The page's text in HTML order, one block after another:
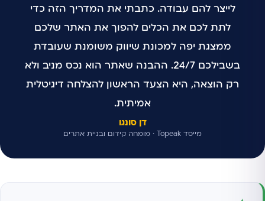
לייצר להם עבודה. כתבתי את המדריך הזה כדי
לתת לכם את הכלים להפוך את האתר שלכם
ממצגת יפה למכונת שיווק משומנת שעובדת
בשבילכם 24/7. ההבנה שאתר הוא נכס מניב ולא
רק הוצאה, היא הצעד הראשון להצלחה דיגיטלית
אמיתית.
דן סונגו
מייסד Topeak · מומחה קידום ובניית אתרים